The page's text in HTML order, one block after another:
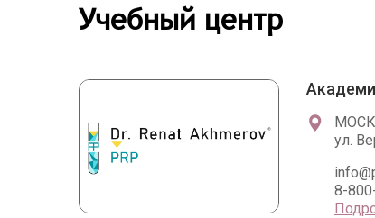
Учебный центр
ул.
8-